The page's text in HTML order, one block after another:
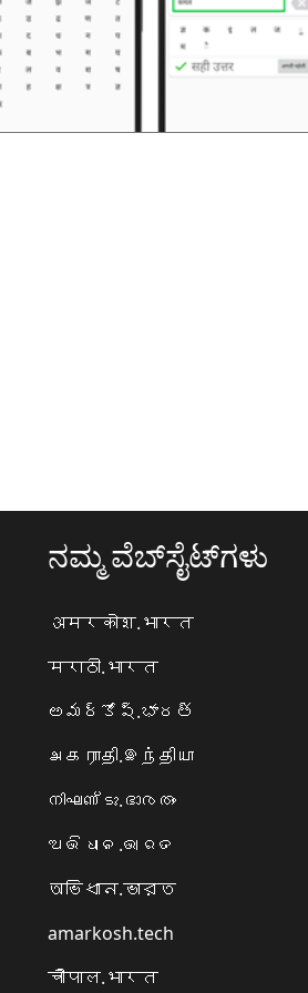
ನಮ್ಮ ವೆಬ್‌ಸೈಟ್‌ಗಳು
अमरकोश.भारत
मराठी.भारत
అమర్కోష్.భారత్
அகராதி.இந்தியா
നിഘണ്ടു.ഭാരതം
ଅଭିଧାନ.ଭାରତ
অভিধান.ভারত
amarkosh.tech
चौपाल.भारत